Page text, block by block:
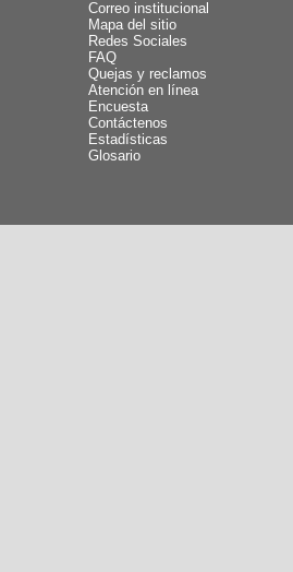
Correo institucional
Mapa del sitio
Redes Sociales
FAQ
Quejas y reclamos
Atención en línea
Encuesta
Contáctenos
Estadísticas
Glosario